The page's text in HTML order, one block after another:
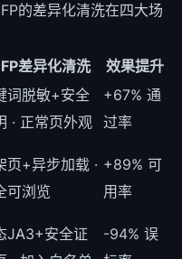
的差异化清洗在四大场
差异化清洗
效果提升
词脱敏+安全
· 正常页外观
+67% 通
过率
页+异步加载 ·
可浏览
+89% 可
用率
JA3+安全证
-94% 误